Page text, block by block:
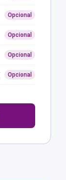
Opcional
Opcional
Opcional
Opcional